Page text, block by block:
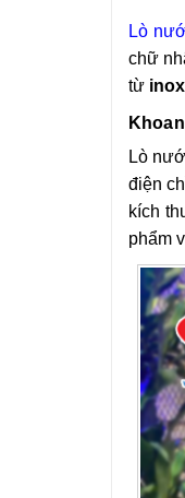
Lò
chữ
từ
Lò
điện
kích
phẩm